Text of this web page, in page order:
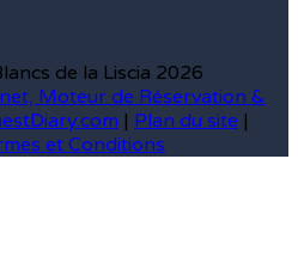
de la Liscia 2026
Moteur de Réservation &
| Plan du site |
et Conditions